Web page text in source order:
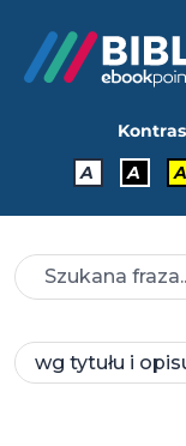
A
A A